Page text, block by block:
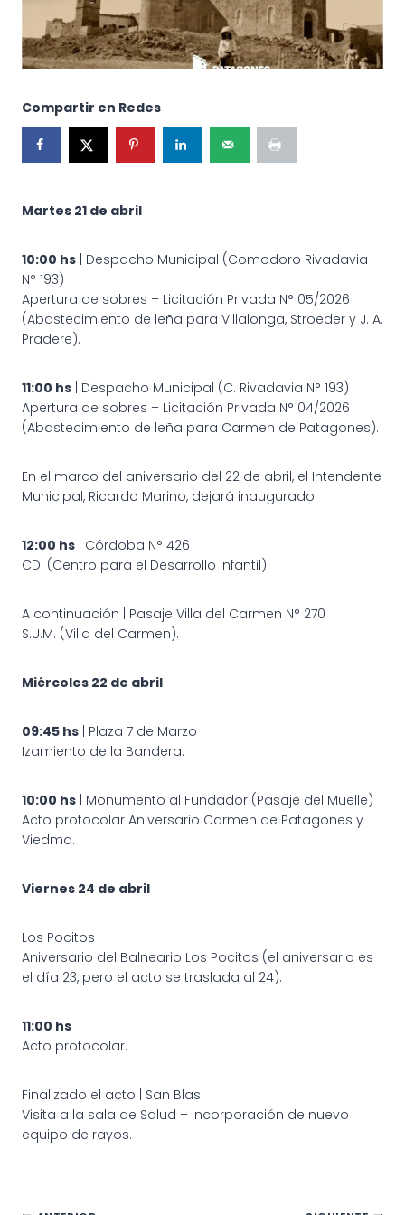
Compartir en Redes
Martes 21 de abril
10:00 hs | Despacho Municipal (Comodoro Rivadavia
N° 193)
Apertura de sobres – Licitación Privada N° 05/2026
(Abastecimiento de leña para Villalonga, Stroeder y J. A.
Pradere).
11:00 hs | Despacho Municipal (C. Rivadavia N° 193)
Apertura de sobres – Licitación Privada N° 04/2026
(Abastecimiento de leña para Carmen de Patagones).
En el marco del aniversario del 22 de abril, el Intendente
Municipal, Ricardo Marino, dejará inaugurado:
12:00 hs | Córdoba N° 426
CDI (Centro para el Desarrollo Infantil).
A continuación | Pasaje Villa del Carmen N° 270
S.U.M. (Villa del Carmen).
Miércoles 22 de abril
09:45 hs | Plaza 7 de Marzo
Izamiento de la Bandera.
10:00 hs | Monumento al Fundador (Pasaje del Muelle)
Acto protocolar Aniversario Carmen de Patagones y
Viedma.
Viernes 24 de abril
Los Pocitos
Aniversario del Balneario Los Pocitos (el aniversario es
el día 23, pero el acto se traslada al 24).
11:00 hs
Acto protocolar.
Finalizado el acto | San Blas
Visita a la sala de Salud – incorporación de nuevo
equipo de rayos.